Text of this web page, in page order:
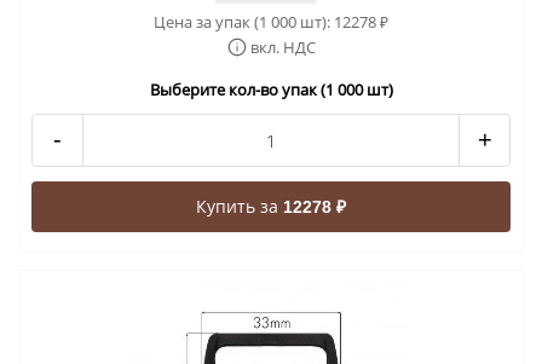
Цена за упак (1 000 шт): 12278₽
вкл. НДС
Выберите кол-во упак (1 000 шт)
- +
Купить за 12278 ₽